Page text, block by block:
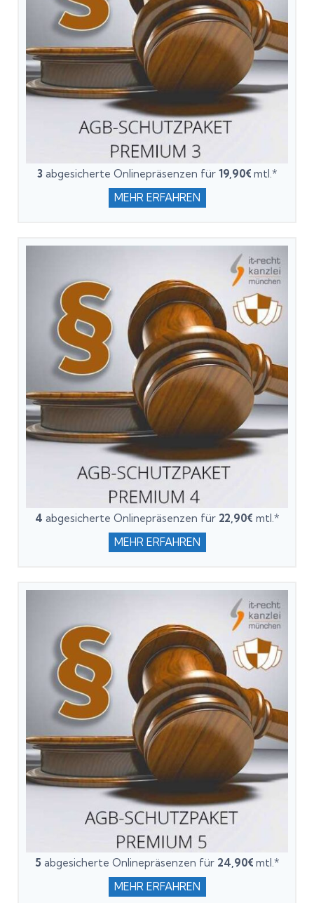
3 abgesicherte Onlinepräsenzen für 19,90€ mtl.*
MEHR ERFAHREN
4 abgesicherte Onlinepräsenzen für 22,90€ mtl.*
MEHR ERFAHREN
5 abgesicherte Onlinepräsenzen für 24,90€ mtl.*
MEHR ERFAHREN